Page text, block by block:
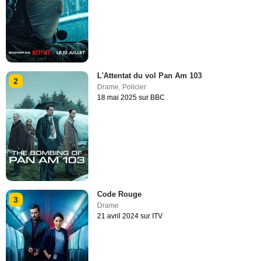
2
L'Attentat du vol Pan Am 103
Drame, Policier
18 mai 2025 sur BBC
3
Code Rouge
Drame
21 avril 2024 sur ITV